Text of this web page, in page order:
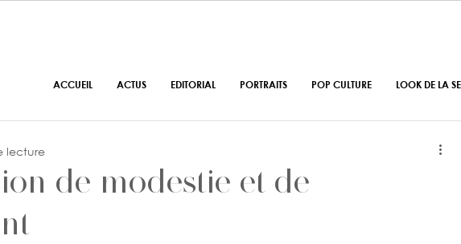
de modestie et de
lecture
ACCUEIL ACTUS EDITORIAL PORTRAITS POP CULTURE LOOK DE LA